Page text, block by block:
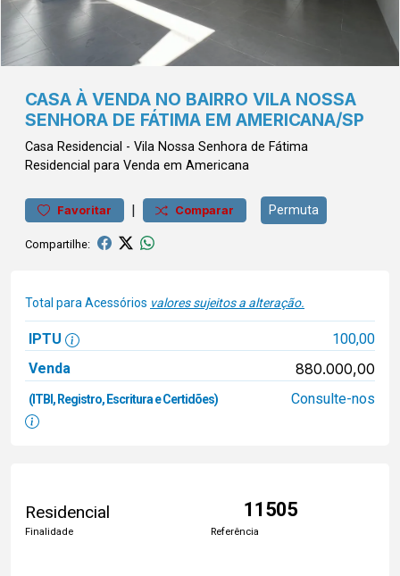
CASA À VENDA NO BAIRRO VILA NOSSA
SENHORA DE FÁTIMA EM AMERICANA/SP
Casa Residencial - Vila Nossa Senhora de Fátima
Residencial para Venda em Americana
Favoritar | Comparar Permuta
Compartilhe:
Total para Acessórios valores sujeitos a alteração.
IPTU
100,00
Venda
880.000,00
(ITBI, Registro, Escritura e Certidões) Consulte-nos
Residencial
Finalidade
11505
Referência